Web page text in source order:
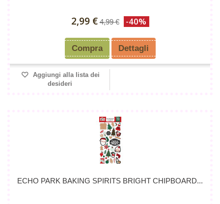
2,99 € 4,99 € -40%
Compra Dettagli
Aggiungi alla lista dei
desideri
ECHO PARK BAKING SPIRITS BRIGHT CHIPBOARD...